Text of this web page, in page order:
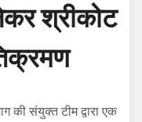
श्रीकोट
की संयुक्त टीम द्वारा एक